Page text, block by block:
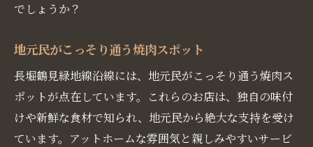
でしょうか？
地元民がこっそり通う焼肉スポット
長堀鶴見緑地線沿線には、地元民がこっそり通う焼肉ス
ポットが点在しています。これらのお店は、独自の味付
けや新鮮な食材で知られ、地元民から絶大な支持を受け
ています。アットホームな雰囲気と親しみやすいサービ